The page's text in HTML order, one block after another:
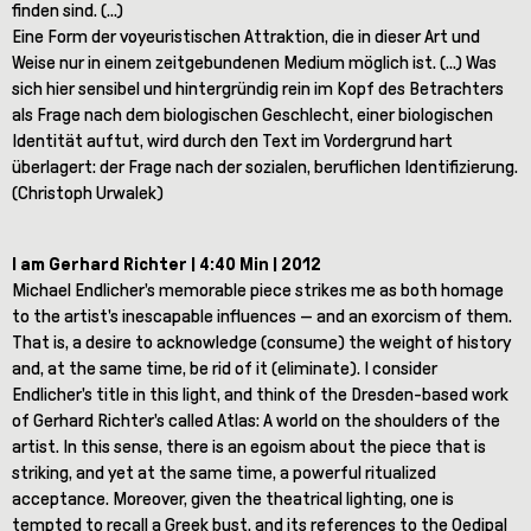
finden sind. (...)
Eine Form der voyeuristischen Attraktion, die in dieser Art und
Weise nur in einem zeitgebundenen Medium möglich ist. (...) Was
sich hier sensibel und hintergründig rein im Kopf des Betrachters
als Frage nach dem biologischen Geschlecht, einer biologischen
Identität auftut, wird durch den Text im Vordergrund hart
überlagert: der Frage nach der sozialen, beruflichen Identifizierung.
(Christoph Urwalek)
I am Gerhard Richter | 4:40 Min | 2012
Michael Endlicher's memorable piece strikes me as both homage
to the artist's inescapable influences — and an exorcism of them.
That is, a desire to acknowledge (consume) the weight of history
and, at the same time, be rid of it (eliminate). I consider
Endlicher's title in this light, and think of the Dresden-based work
of Gerhard Richter's called Atlas: A world on the shoulders of the
artist. In this sense, there is an egoism about the piece that is
striking, and yet at the same time, a powerful ritualized
acceptance. Moreover, given the theatrical lighting, one is
tempted to recall a Greek bust, and its references to the Oedipal